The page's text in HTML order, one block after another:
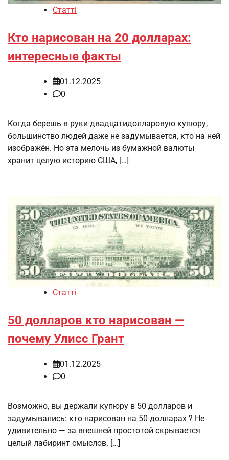
Статті
Кто нарисован на 20 долларах:
интересные факты
01.12.2025
0
Когда берешь в руки двадцатидолларовую купюру,
большинство людей даже не задумывается, кто на ней
изображён. Но эта мелочь из бумажной валюты
хранит целую историю США, […]
Статті
50 долларов кто нарисован —
почему Улисс Грант
01.12.2025
0
Возможно, вы держали купюру в 50 долларов и
задумывались: кто нарисован на 50 долларах ? Не
удивительно — за внешней простотой скрывается
целый лабиринт смыслов. […]